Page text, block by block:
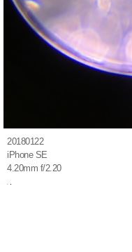
20180122
iPhone SE
4.20mm f/2.20